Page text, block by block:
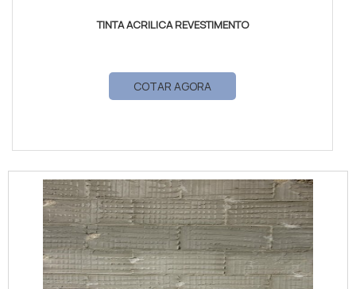
TINTA ACRILICA REVESTIMENTO
COTAR AGORA